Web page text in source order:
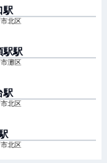
駅
北区
駅駅
灘区
駅
北区
北区